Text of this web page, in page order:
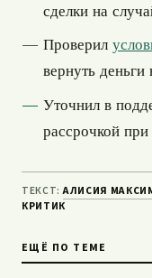
сделки на
Проверил
вернуть
Уточнил в
рассрочкой при
ТЕКСТ:АЛИСИЯ
КРИТИК
ЕЩЁ ПО ТЕМЕ